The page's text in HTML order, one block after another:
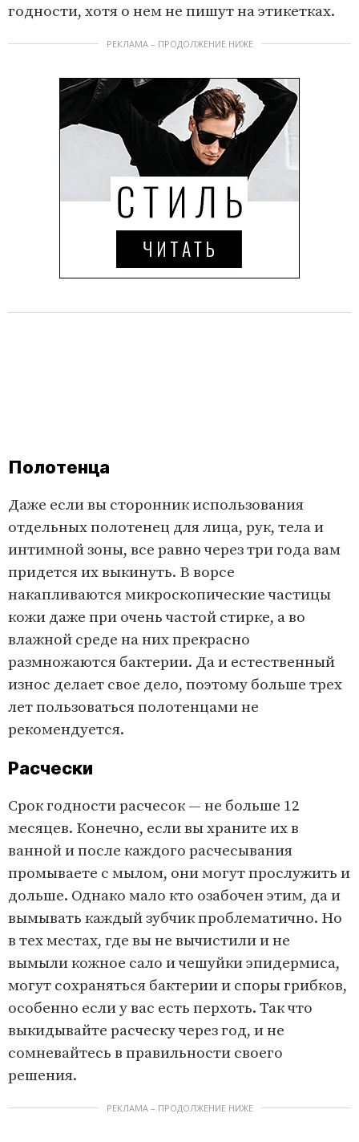
годности, хотя о нем не пишут на этикетках.
РЕКЛАМА – ПРОДОЛЖЕНИЕ НИЖЕ
Полотенца
Даже если вы сторонник использования
отдельных полотенец для лица, рук, тела и
интимной зоны, все равно через три года вам
придется их выкинуть. В ворсе
накапливаются микроскопические частицы
кожи даже при очень частой стирке, а во
влажной среде на них прекрасно
размножаются бактерии. Да и естественный
износ делает свое дело, поэтому больше трех
лет пользоваться полотенцами не
рекомендуется.
Расчески
Срок годности расчесок — не больше 12
месяцев. Конечно, если вы храните их в
ванной и после каждого расчесывания
промываете с мылом, они могут прослужить и
дольше. Однако мало кто озабочен этим, да и
вымывать каждый зубчик проблематично. Но
в тех местах, где вы не вычистили и не
вымыли кожное сало и чешуйки эпидермиса,
могут сохраняться бактерии и споры грибков,
особенно если у вас есть перхоть. Так что
выкидывайте расческу через год, и не
сомневайтесь в правильности своего
решения.
РЕКЛАМА – ПРОДОЛЖЕНИЕ НИЖЕ